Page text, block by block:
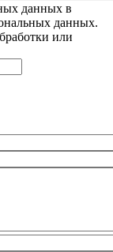
данных в
данных.
или